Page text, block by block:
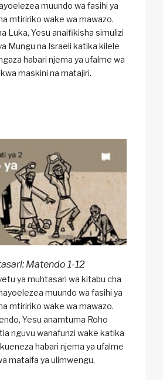
muundo wa fasihi ya
mtiririko wake wa mawazo.
Luka, Yesu anaifikisha simulizi
Mungu na Israeli katika kilele
habari njema ya ufalme wa
maskini na matajiri.
Matendo 1-12
ya muhtasari wa kitabu cha
muundo wa fasihi ya
mtiririko wake wa mawazo.
Yesu anamtuma Roho
nguvu wanafunzi wake katika
habari njema ya ufalme
mataifa ya ulimwengu.